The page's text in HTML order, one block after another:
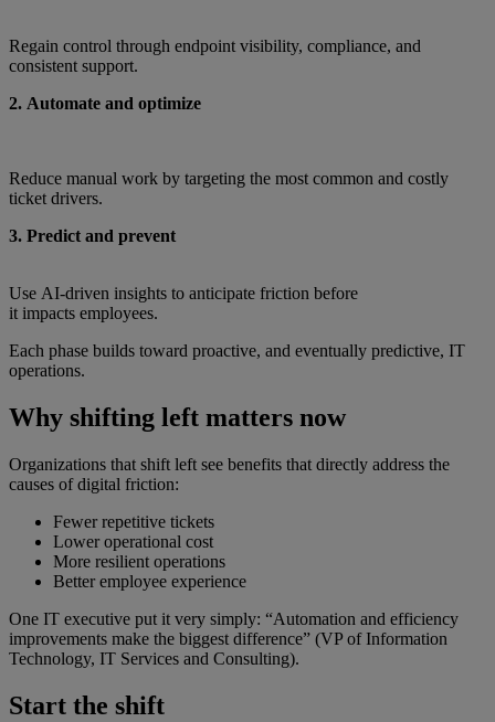
Regain control through endpoint visibility, compliance, and
consistent support.
2. Automate and optimize
Reduce manual work by targeting the most common and costly
ticket drivers.
3. Predict and prevent
Use AI‑driven insights to anticipate friction before
it impacts employees.
Each phase builds toward proactive, and eventually predictive, IT
operations.
Why shifting left matters now
Organizations that shift left see benefits that directly address the
causes of digital friction:
Fewer repetitive tickets
Lower operational cost
More resilient operations
Better employee experience
One IT executive put it very simply: “Automation and efficiency
improvements make the biggest difference” (VP of Information
Technology, IT Services and Consulting).
Start the shift